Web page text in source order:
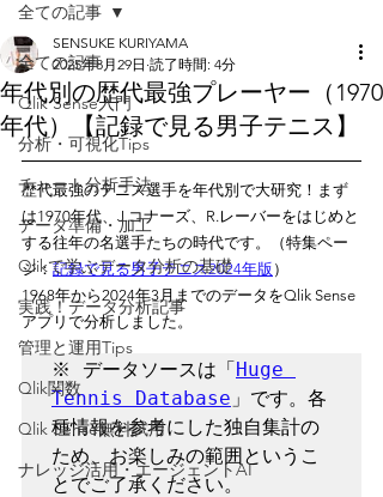
全ての記事
Qlik Sense入門
分析・可視化Tips
チャート分析手法
データ準備・加工
Qlikで学ぶデータ分析の基礎
実践！データ分析記事
管理と運用Tips
Qlik関数
Qlik Sense無料試用
ナレッジ活用・エージェントAI
全ての記事
年代別の歴代最強プレーヤー（1970
年代）【記録で見る男子テニス】
SENSUKE KURIYAMA
2025年8月29日 読了時間: 4分
歴代最強のテニス選手を年代別で大研究！まず
は1970年代、J.コナーズ、R.レーバーをはじめと
する往年の名選手たちの時代です。（特集ペー
ジ：記録で見る男子テニス2024年版 ）
1968年から2024年3月までのデータをQlik Sense
アプリで分析しました。
※ データソースは「Huge
Tennis Database 」です。各
種情報を参考にした独自集計の
ため、お楽しみの範囲というこ
とでご了承ください。